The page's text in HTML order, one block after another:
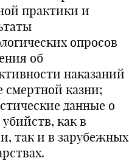
практики и
опросов
об
наказаний
смертной казни;
данные о
как в
так и в зарубежных